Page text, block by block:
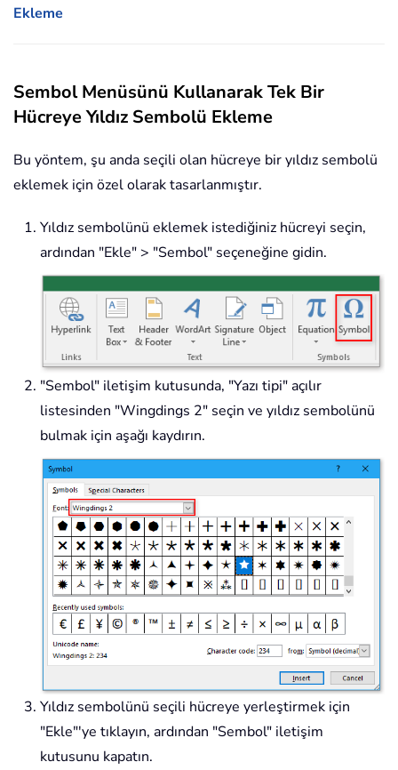
Ekleme
Sembol Menüsünü Kullanarak Tek Bir
Hücreye Yıldız Sembolü Ekleme
Bu yöntem, şu anda seçili olan hücreye bir yıldız sembolü
eklemek için özel olarak tasarlanmıştır.
Yıldız sembolünü eklemek istediğiniz hücreyi seçin,
ardından "Ekle" > "Sembol" seçeneğine gidin.
"Sembol" iletişim kutusunda, "Yazı tipi" açılır
listesinden "Wingdings 2" seçin ve yıldız sembolünü
bulmak için aşağı kaydırın.
Yıldız sembolünü seçili hücreye yerleştirmek için
"Ekle"'ye tıklayın, ardından "Sembol" iletişim
kutusunu kapatın.